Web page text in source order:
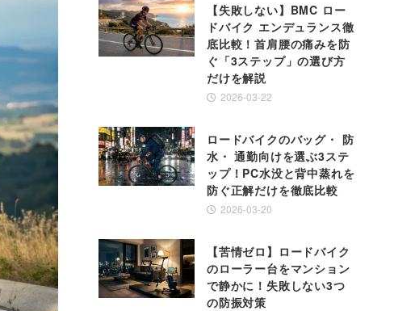
【失敗しない】BMC ロー
ドバイク エンデュランス徹
底比較！首肩腰の痛みを防
ぐ「3ステップ」の選び方
だけを解説
2026-03-22
ロードバイクのバッグ・ 防
水・ 通勤向けを選ぶ3ステ
ップ！PC水没と背中蒸れを
防ぐ正解だけを徹底比較
2026-03-20
【苦情ゼロ】ロードバイク
のローラー台をマンション
で静かに！失敗しない3つ
の防振対策